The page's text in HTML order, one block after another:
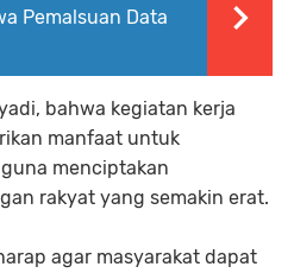
Pemalsuan Data
bahwa kegiatan kerja
manfaat untuk
menciptakan
rakyat yang semakin erat.
agar masyarakat dapat